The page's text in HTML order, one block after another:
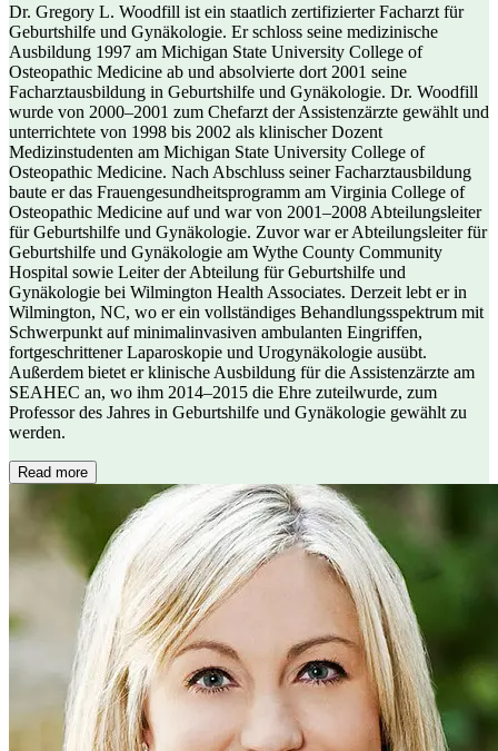
Dr. Gregory L. Woodfill ist ein staatlich zertifizierter Facharzt für
Geburtshilfe und Gynäkologie. Er schloss seine medizinische
Ausbildung 1997 am Michigan State University College of
Osteopathic Medicine ab und absolvierte dort 2001 seine
Facharztausbildung in Geburtshilfe und Gynäkologie. Dr. Woodfill
wurde von 2000–2001 zum Chefarzt der Assistenzärzte gewählt und
unterrichtete von 1998 bis 2002 als klinischer Dozent
Medizinstudenten am Michigan State University College of
Osteopathic Medicine. Nach Abschluss seiner Facharztausbildung
baute er das Frauengesundheitsprogramm am Virginia College of
Osteopathic Medicine auf und war von 2001–2008 Abteilungsleiter
für Geburtshilfe und Gynäkologie. Zuvor war er Abteilungsleiter für
Geburtshilfe und Gynäkologie am Wythe County Community
Hospital sowie Leiter der Abteilung für Geburtshilfe und
Gynäkologie bei Wilmington Health Associates. Derzeit lebt er in
Wilmington, NC, wo er ein vollständiges Behandlungsspektrum mit
Schwerpunkt auf minimalinvasiven ambulanten Eingriffen,
fortgeschrittener Laparoskopie und Urogynäkologie ausübt.
Außerdem bietet er klinische Ausbildung für die Assistenzärzte am
SEAHEC an, wo ihm 2014–2015 die Ehre zuteilwurde, zum
Professor des Jahres in Geburtshilfe und Gynäkologie gewählt zu
werden.
Read more